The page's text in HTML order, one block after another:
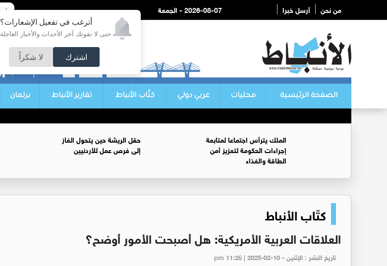
أترغب في تفعيل الإشعارات؟
حتى لا تفوتك آخر الأحداث والأخبار العاجلة
اشترك لا شكراً
من نحن أرسل خبرا 2026-08-07 - الجمعة
الصفحة الرئيسية محليات عربي دولي كتّاب الأنباط تقارير الأنباط برلمان
الملك يترأس اجتماعا لمتابعة
إجراءات الحكومة لتعزيز أمن
الطاقة والغذاء
حقل الريشة حين يتحول الغاز
إلى فرص عمل للأردنيين
كتّاب الأنباط
العلاقات العربية الأمريكية: هل أصبحت الأمور أوضح؟
تاريخ النشر : الإثنين - pm 11:26 | 2025-02-10